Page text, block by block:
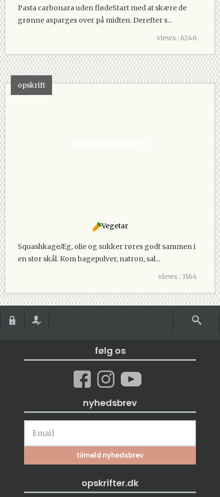
Pasta carbonara uden flødeStart med at skære de
grønne asparges over på midten. Derefter s...
views : 6246
opskrift
Vegetar
SquashkageÆg, olie og sukker røres godt sammen i
en stor skål. Kom bagepulver, natron, sal...
views : 3164
følg os
nyhedsbrev
opskrifter.dk